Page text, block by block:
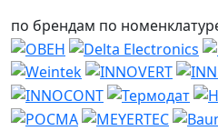
по брендам по